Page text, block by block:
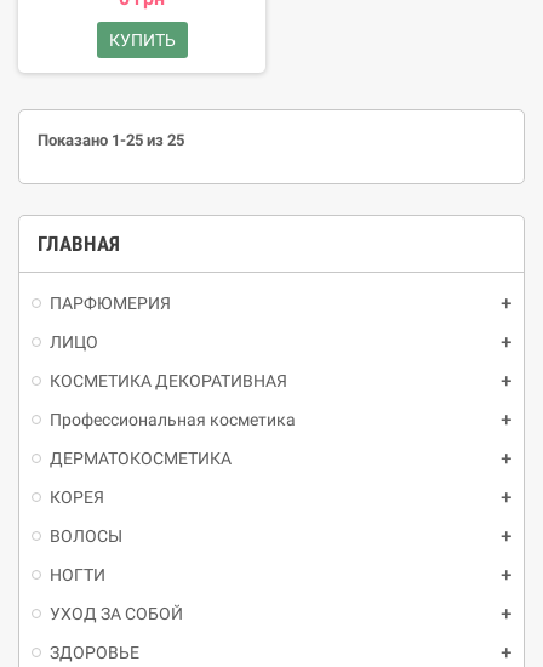
ГЛАВНАЯ
ПАРФЮМЕРИЯ
ЛИЦО
КОСМЕТИКА ДЕКОРАТИВНАЯ
Профессиональная косметика
ДЕРМАТОКОСМЕТИКА
КОРЕЯ
ВОЛОСЫ
НОГТИ
УХОД ЗА СОБОЙ
ЗДОРОВЬЕ
30 мл Ищете нежный пилинг?
Тогда The Ordinary Lactic Acid 5%
+ HA 2% создан именно для
Пилинг на основе 5% молочной
кислоты это замечательное
действию он работает
деликатно и без раздражений.
КУПИТЬ
Показано 1-25 из 25